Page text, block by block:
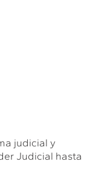
judicial y
Judicial hasta